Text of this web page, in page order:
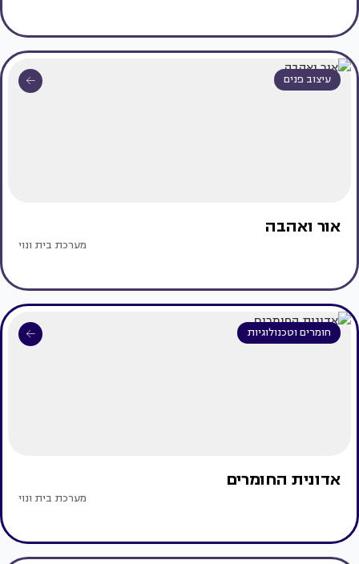
עיצוב פנים
אור ואהבה
מערכת בית ונוי
חומרים וטכנולוגיות
אדונית החומרים
מערכת בית ונוי